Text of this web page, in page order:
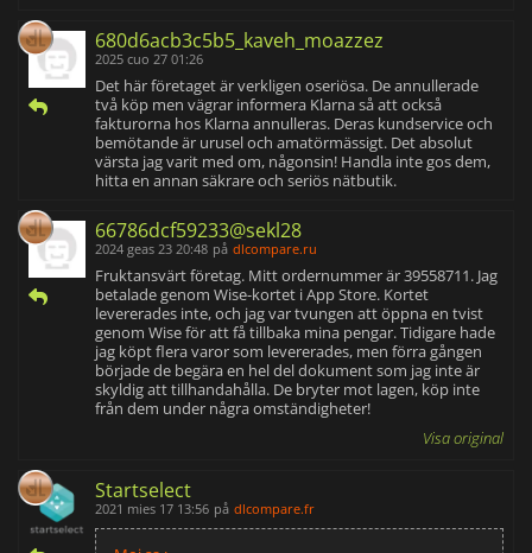
680d6acb3c5b5_kaveh_moazzez
2025 cuo 27 01:26
Det här företaget är verkligen oseriösa. De annullerade
två köp men vägrar informera Klarna så att också
fakturorna hos Klarna annulleras. Deras kundservice och
bemötande är urusel och amatörmässigt. Det absolut
värsta jag varit med om, någonsin! Handla inte gos dem,
hitta en annan säkrare och seriös nätbutik.
66786dcf59233@sekl28
2024 geas 23 20:48 på dlcompare.ru
Fruktansvärt företag. Mitt ordernummer är 39558711. Jag
betalade genom Wise-kortet i App Store. Kortet
levererades inte, och jag var tvungen att öppna en tvist
genom Wise för att få tillbaka mina pengar. Tidigare hade
jag köpt flera varor som levererades, men förra gången
började de begära en hel del dokument som jag inte är
skyldig att tillhandahålla. De bryter mot lagen, köp inte
från dem under några omständigheter!
Visa original
Startselect
2021 mies 17 13:56 på dlcompare.fr